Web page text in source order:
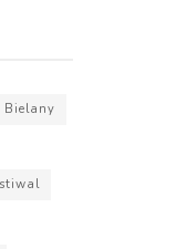
Bielany